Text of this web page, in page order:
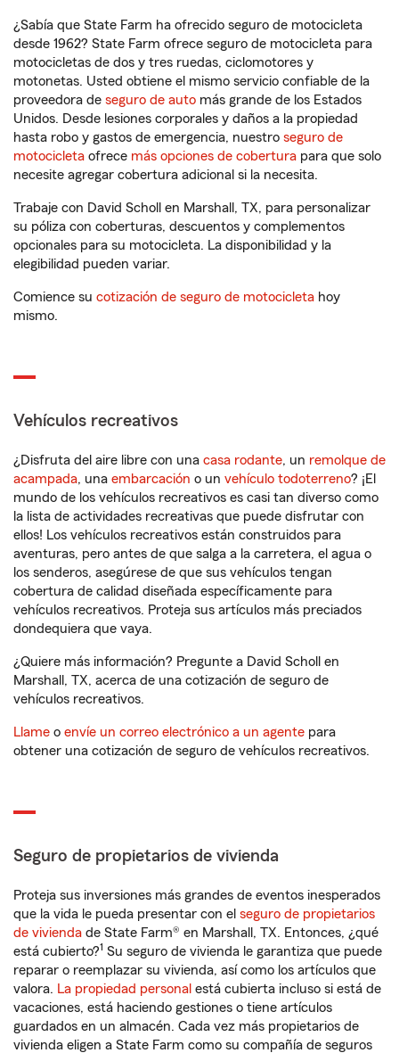
¿Sabía que State Farm ha ofrecido seguro de motocicleta
desde 1962? State Farm ofrece seguro de motocicleta para
motocicletas de dos y tres ruedas, ciclomotores y
motonetas. Usted obtiene el mismo servicio confiable de la
proveedora de seguro de auto más grande de los Estados
Unidos. Desde lesiones corporales y daños a la propiedad
hasta robo y gastos de emergencia, nuestro seguro de
motocicleta ofrece más opciones de cobertura para que solo
necesite agregar cobertura adicional si la necesita.
Trabaje con David Scholl en Marshall, TX, para personalizar
su póliza con coberturas, descuentos y complementos
opcionales para su motocicleta. La disponibilidad y la
elegibilidad pueden variar.
Comience su cotización de seguro de motocicleta hoy
mismo.
Vehículos recreativos
¿Disfruta del aire libre con una casa rodante, un remolque de
acampada, una embarcación o un vehículo todoterreno? ¡El
mundo de los vehículos recreativos es casi tan diverso como
la lista de actividades recreativas que puede disfrutar con
ellos! Los vehículos recreativos están construidos para
aventuras, pero antes de que salga a la carretera, el agua o
los senderos, asegúrese de que sus vehículos tengan
cobertura de calidad diseñada específicamente para
vehículos recreativos. Proteja sus artículos más preciados
dondequiera que vaya.
¿Quiere más información? Pregunte a David Scholl en
Marshall, TX, acerca de una cotización de seguro de
vehículos recreativos.
Llame o envíe un correo electrónico a un agente para
obtener una cotización de seguro de vehículos recreativos.
Seguro de propietarios de vivienda
Proteja sus inversiones más grandes de eventos inesperados
que la vida le pueda presentar con el seguro de propietarios
de vivienda de State Farm® en Marshall, TX. Entonces, ¿qué
está cubierto?1 Su seguro de vivienda le garantiza que puede
reparar o reemplazar su vivienda, así como los artículos que
valora. La propiedad personal está cubierta incluso si está de
vacaciones, está haciendo gestiones o tiene artículos
guardados en un almacén. Cada vez más propietarios de
vivienda eligen a State Farm como su compañía de seguros